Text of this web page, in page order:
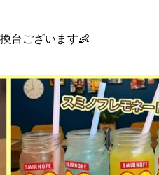
台ございます👶